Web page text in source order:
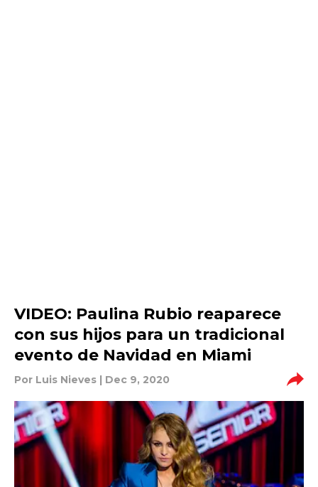
VIDEO: Paulina Rubio reaparece
con sus hijos para un tradicional
evento de Navidad en Miami
Por Luis Nieves | Dec 9, 2020